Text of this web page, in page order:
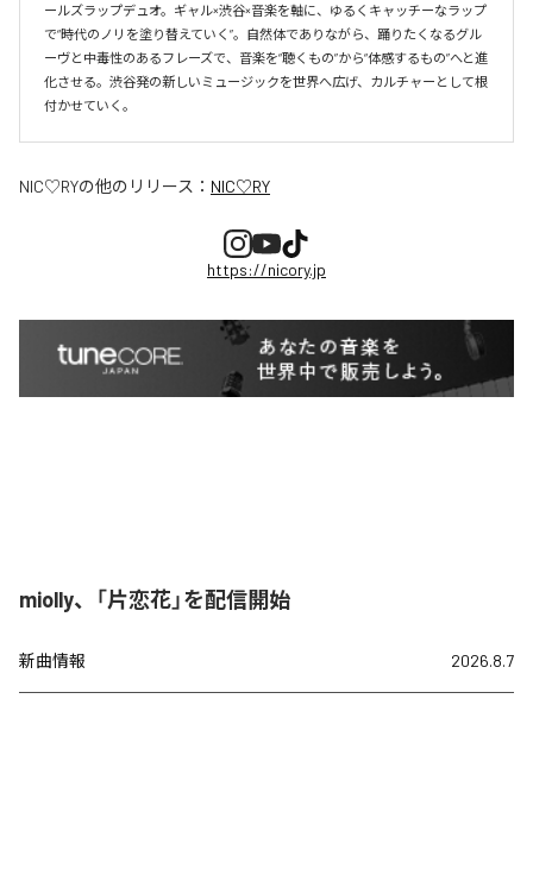
ールズラップデュオ。ギャル×渋谷×音楽を軸に、ゆるくキャッチーなラップ
で“時代のノリを塗り替えていく”。自然体でありながら、踊りたくなるグル
ーヴと中毒性のあるフレーズで、音楽を“聴くもの”から“体感するもの”へと進
化させる。渋谷発の新しいミュージックを世界へ広げ、カルチャーとして根
付かせていく。
NIC♡RYの他のリリース： NIC♡RY
https://nicory.jp
miolly、「片恋花」を配信開始
新曲情報 2026.8.7